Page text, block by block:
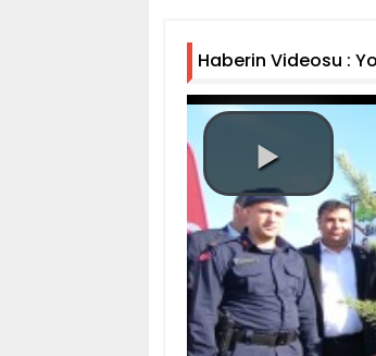
Haberin Videosu :